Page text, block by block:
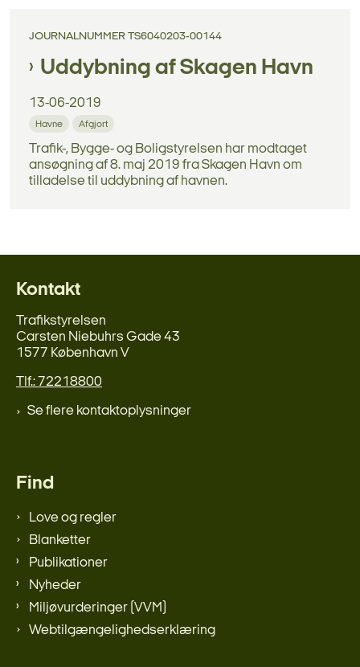
JOURNALNUMMER TS6040203-00144
Uddybning af Skagen Havn
13-06-2019
Havne Afgjort
Trafik-, Bygge- og Boligstyrelsen har modtaget
ansøgning af 8. maj 2019 fra Skagen Havn om
tilladelse til uddybning af havnen.
Kontakt
Trafikstyrelsen
Carsten Niebuhrs Gade 43
1577 København V
Tlf.: 72218800
Se flere kontaktoplysninger
Find
Love og regler
Blanketter
Publikationer
Nyheder
Miljøvurderinger (VVM)
Webtilgængelighedserklæring